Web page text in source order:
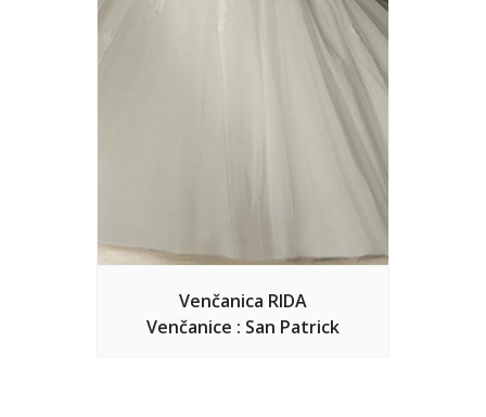
Venčanica RIDA
Venčanice : San Patrick